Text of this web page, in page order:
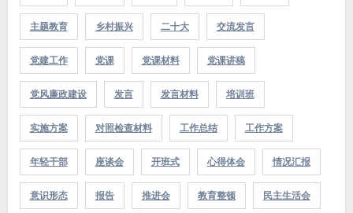
主题教育 乡村振兴 二十大 交流发言
党建工作 党课 党课材料 党课讲稿
党风廉政建设 发言 发言材料 培训班
实施方案 对照检查材料 工作总结 工作方案
年轻干部 座谈会 开班式 心得体会 情况汇报
意识形态 报告 推进会 教育整顿 民主生活会